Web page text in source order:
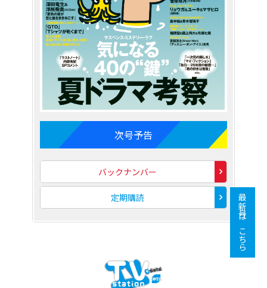
次号予告
バックナンバー
定期購読 最新号はこちら